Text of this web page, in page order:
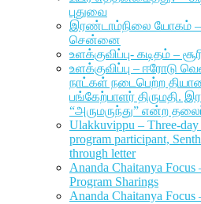
புதுவை
இரண்டாம்நிலை யோகம்
சென்னை
உளக்குவிப்பு- கடிதம் –
உளக்குவிப்பு – ஈரோடு
நாட்கள் நடைபெற்ற தியான
பங்கேற்பாளர் திருமதி.
“அருமருந்து” என்ற
Ulakkuvippu – Three-day
program participant,
through letter
Ananda Chaitanya
Program Sharings
Ananda Chaitanya